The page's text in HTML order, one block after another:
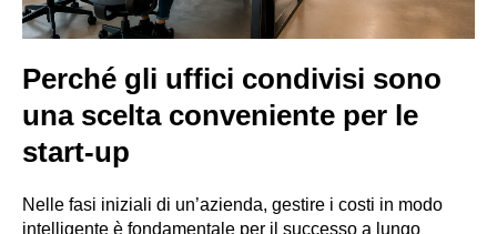
Perché gli uffici condivisi sono
una scelta conveniente per le
start-up
Nelle fasi iniziali di un’azienda, gestire i costi in modo
intelligente è fondamentale per il successo a lungo